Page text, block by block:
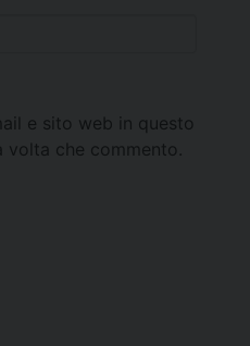
e sito web in questo
che commento.